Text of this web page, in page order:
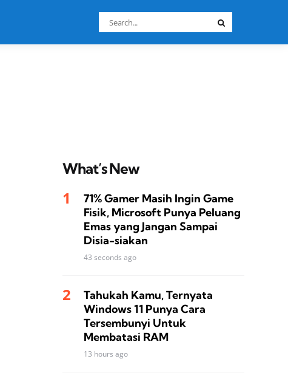
Search
for:
What’s New
71% Gamer Masih Ingin Game
Fisik, Microsoft Punya Peluang
Emas yang Jangan Sampai
Disia-siakan
43 seconds ago
Tahukah Kamu, Ternyata
Windows 11 Punya Cara
Tersembunyi Untuk
Membatasi RAM
13 hours ago